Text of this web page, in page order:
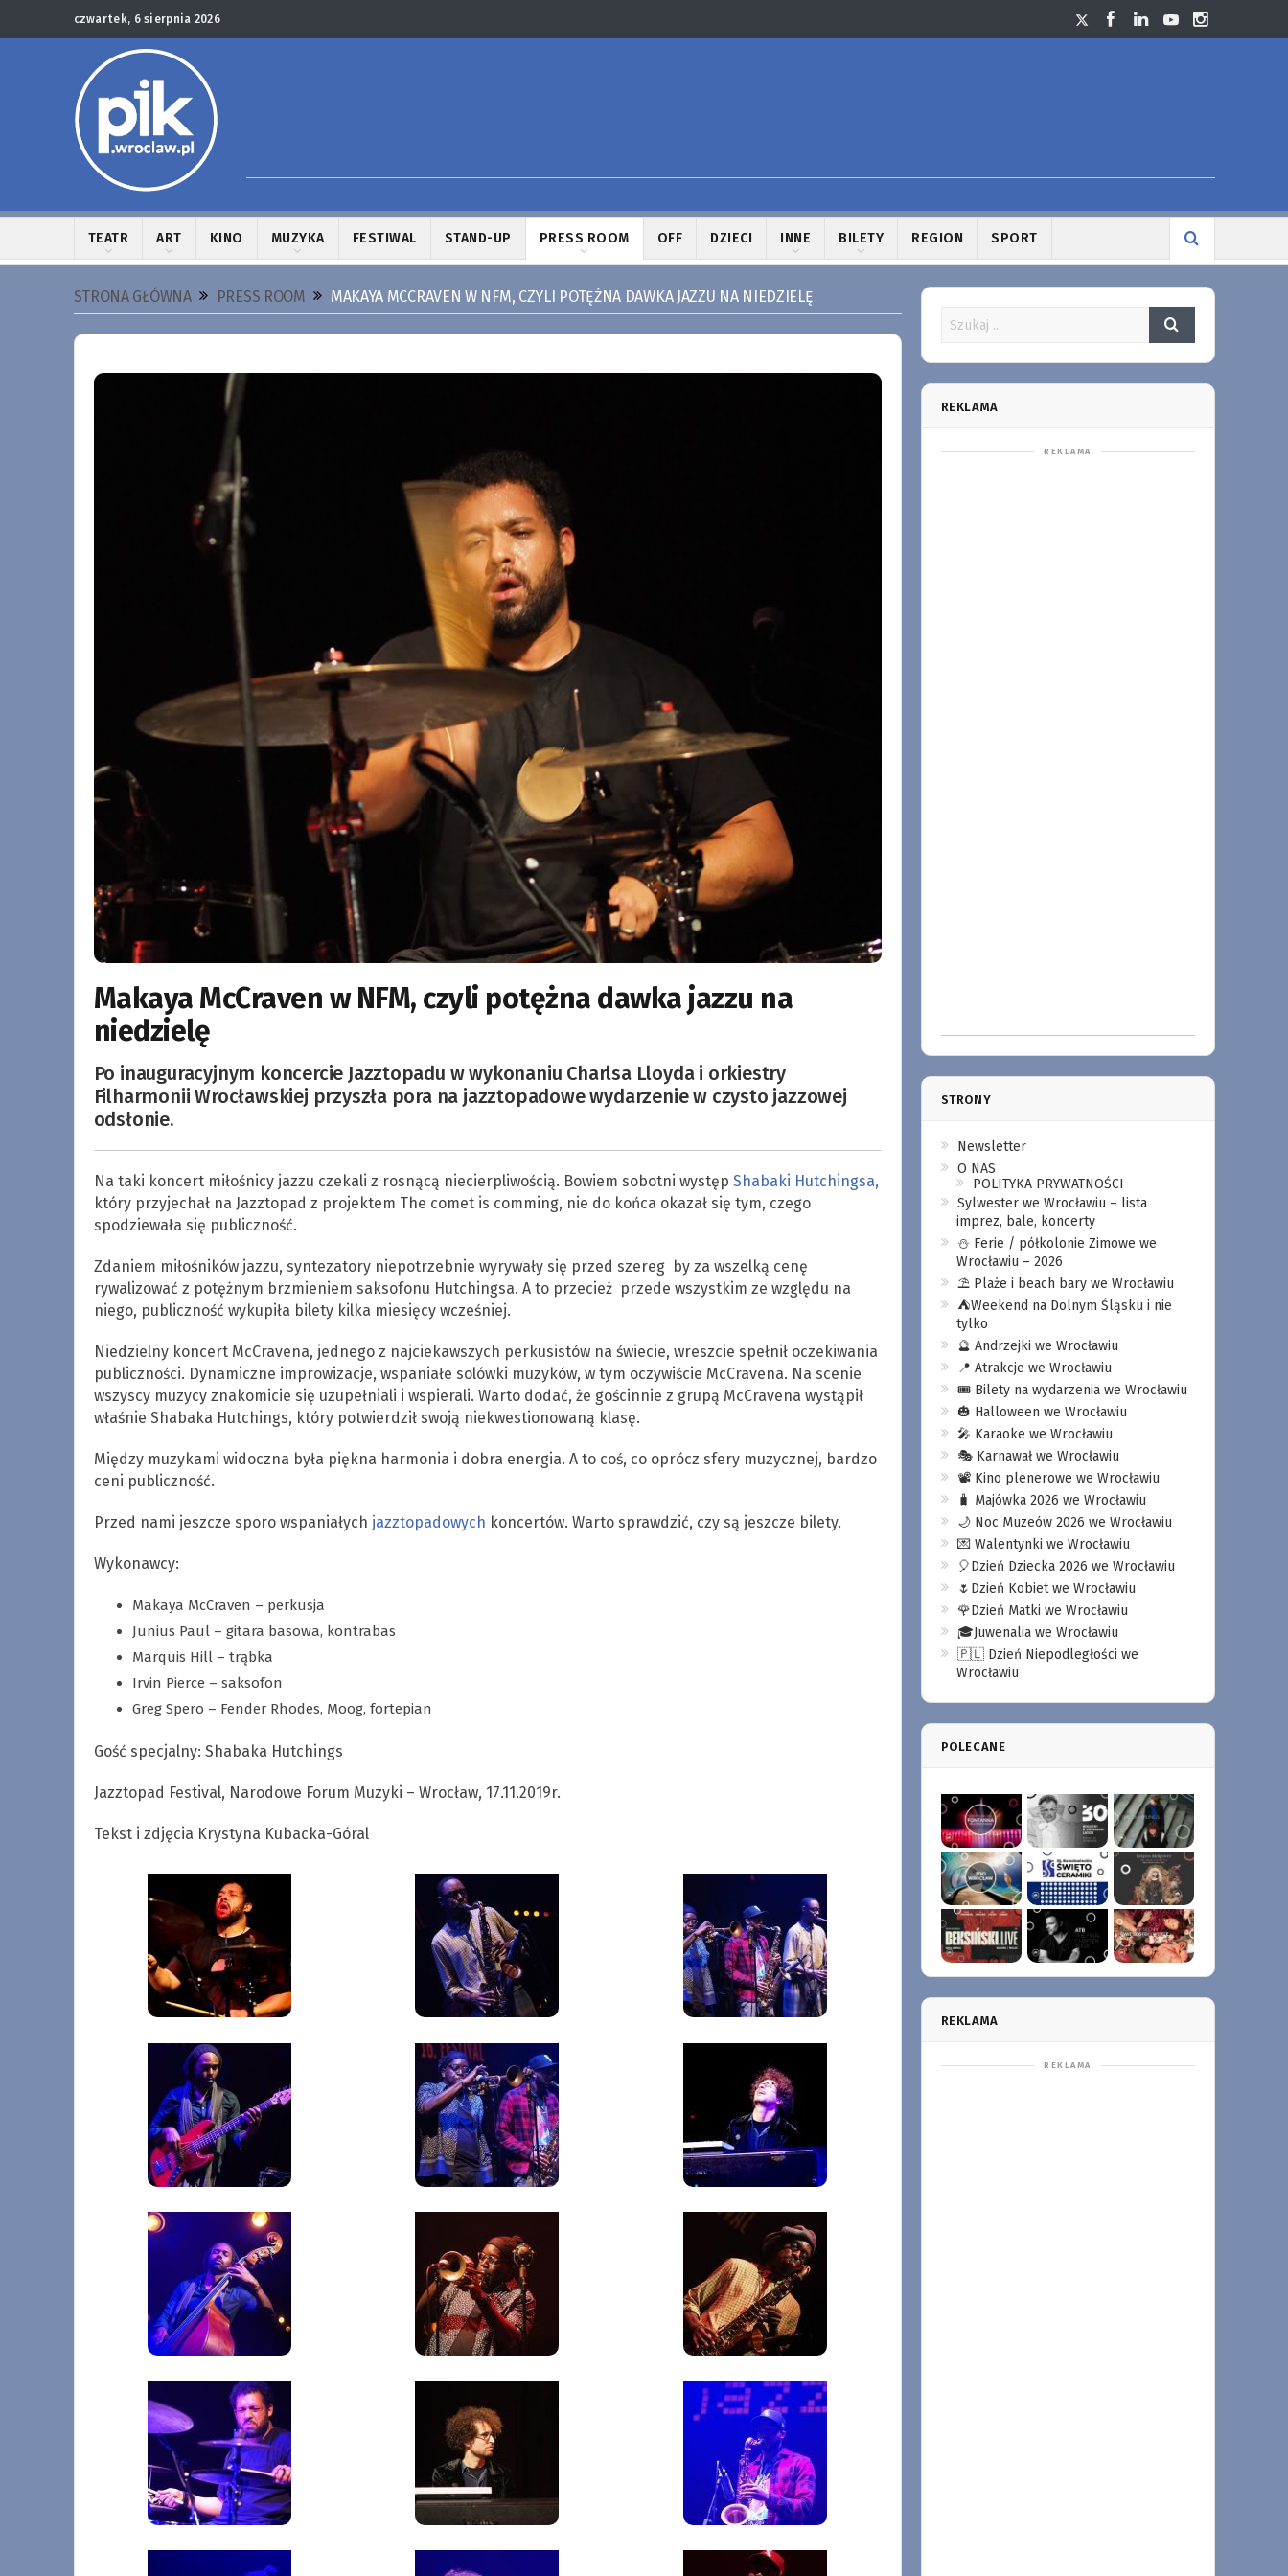
czwartek, 6 sierpnia 2026
TEATR ART KINO MUZYKA FESTIWAL STAND-UP PRESS ROOM OFF DZIECI INNE BILETY REGION SPORT
STRONA GŁÓWNA PRESS ROOM MAKAYA MCCRAVEN W NFM, CZYLI POTĘŻNA DAWKA JAZZU NA NIEDZIELĘ
Makaya McCraven w NFM, czyli potężna dawka jazzu na
niedzielę
Po inauguracyjnym koncercie Jazztopadu w wykonaniu Charlsa Lloyda i orkiestry
Filharmonii Wrocławskiej przyszła pora na jazztopadowe wydarzenie w czysto jazzowej
odsłonie.
Na taki koncert miłośnicy jazzu czekali z rosnącą niecierpliwością. Bowiem sobotni występ Shabaki Hutchingsa,
który przyjechał na Jazztopad z projektem The comet is comming, nie do końca okazał się tym, czego
spodziewała się publiczność.
Zdaniem miłośników jazzu, syntezatory niepotrzebnie wyrywały się przed szereg by za wszelką cenę
rywalizować z potężnym brzmieniem saksofonu Hutchingsa. A to przecież przede wszystkim ze względu na
niego, publiczność wykupiła bilety kilka miesięcy wcześniej.
Niedzielny koncert McCravena, jednego z najciekawszych perkusistów na świecie, wreszcie spełnił oczekiwania
publiczności. Dynamiczne improwizacje, wspaniałe solówki muzyków, w tym oczywiście McCravena. Na scenie
wszyscy muzycy znakomicie się uzupełniali i wspierali. Warto dodać, że gościnnie z grupą McCravena wystąpił
właśnie Shabaka Hutchings, który potwierdził swoją niekwestionowaną klasę.
Między muzykami widoczna była piękna harmonia i dobra energia. A to coś, co oprócz sfery muzycznej, bardzo
ceni publiczność.
Przed nami jeszcze sporo wspaniałych jazztopadowych koncertów. Warto sprawdzić, czy są jeszcze bilety.
Wykonawcy:
Makaya McCraven – perkusja
Junius Paul – gitara basowa, kontrabas
Marquis Hill – trąbka
Irvin Pierce – saksofon
Greg Spero – Fender Rhodes, Moog, fortepian
Gość specjalny: Shabaka Hutchings
Jazztopad Festival, Narodowe Forum Muzyki – Wrocław, 17.11.2019r.
Tekst i zdjęcia Krystyna Kubacka-Góral
REKLAMA
STRONY
Newsletter
O NAS
POLITYKA PRYWATNOŚCI
Sylwester we Wrocławiu – lista
imprez, bale, koncerty
⛄️ Ferie / półkolonie Zimowe we
Wrocławiu – 2026
⛱️ Plaże i beach bary we Wrocławiu
⛺️Weekend na Dolnym Śląsku i nie
tylko
🔮 Andrzejki we Wrocławiu
📍 Atrakcje we Wrocławiu
🎟️ Bilety na wydarzenia we Wrocławiu
🎃 Halloween we Wrocławiu
🎤 Karaoke we Wrocławiu
🎭 Karnawał we Wrocławiu
📽️ Kino plenerowe we Wrocławiu
🧳 Majówka 2026 we Wrocławiu
🌙 Noc Muzeów 2026 we Wrocławiu
💌 Walentynki we Wrocławiu
🎈Dzień Dziecka 2026 we Wrocławiu
🌷Dzień Kobiet we Wrocławiu
🌹Dzień Matki we Wrocławiu
🎓Juwenalia we Wrocławiu
🇵🇱 Dzień Niepodległości we
Wrocławiu
POLECANE
REKLAMA